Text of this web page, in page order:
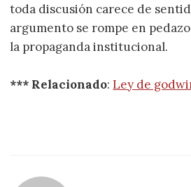
toda discusión carece de
argumento se rompe en
la propaganda institucional.
*** Relacionado:Ley de